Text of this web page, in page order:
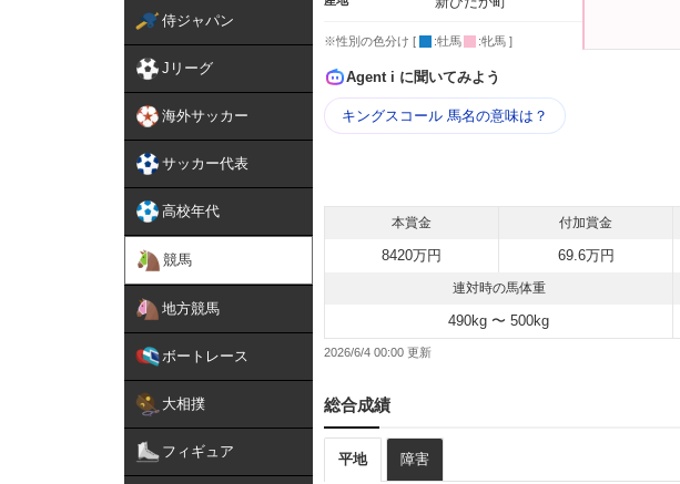
侍ジャパン
Jリーグ
海外サッカー
サッカー代表
高校年代
競馬
地方競馬
ボートレース
大相撲
フィギュア
※性別の色分け [ :牡馬 :牝馬 ]
Agent i に聞いてみよう
キングスコール 馬名の意味は？
本賞金 付加賞金
8420万円 69.6万円
連対時の馬体重
490kg 〜 500kg
2026/6/4 00:00
総合成績
平地 障害